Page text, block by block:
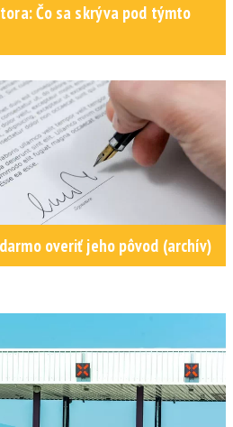
Čo sa skrýva pod týmto
overiť jeho pôvod (archív)